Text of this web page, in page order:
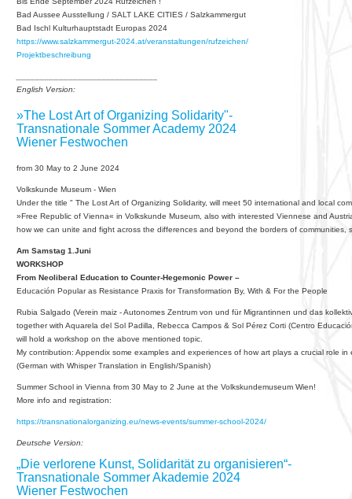
Bad Aussee Ausstellung / SALT LAKE CITIES / Salzkammergut
Bad Ischl Kulturhauptstadt Europas 2024
https://www.salzkammergut-2024.at/veranstaltungen/rufzeichen/
Projektbeschreibung
English Version:
»The Lost Art of Organizing Solidarity"-
Transnationale Sommer Academy 2024
Wiener Festwochen
from 30 May to 2 June 2024
Volkskunde Museum - Wien
Under the title " The Lost Art of Organizing Solidarity, will meet 50 international and local
»Free Republic of Vienna« in Volkskunde Museum, also with interested Viennese and
how we can unite and fight across the differences and beyond the borders of communities,
Am Samstag 1.Juni
WORKSHOP
From Neoliberal Education to Counter-Hegemonic Power –
Educación Popular as Resistance Praxis for Transformation By, With & For the People
Rubia Salgado (Verein maiz - Autonomes Zentrum von und für Migrantinnen und das
together with Aquarela del Sol Padilla, Rebecca Campos & Sol Pérez Corti (Centro
will hold a workshop on the above mentioned topic.
My contribution: Appendix some examples and experiences of how art plays a crucial role in
(German with Whisper Translation in English/Spanish)
Summer School in Vienna from 30 May to 2 June at the Volkskundemuseum Wien!
More info and registration:
https://transnationalorganizing.eu/news-events/summer-school-2024/
Deutsche Version:
„Die verlorene Kunst, Solidarität zu organisieren“-
Transnationale Sommer Akademie 2024
Wiener Festwochen